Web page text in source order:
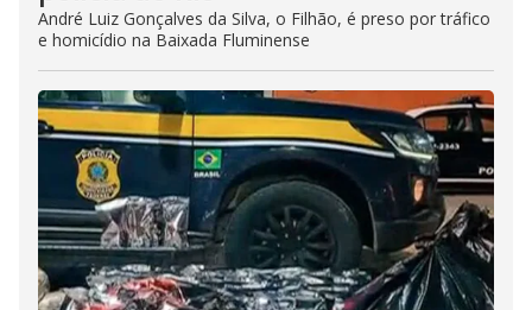
André Luiz Gonçalves da Silva, o Filhão, é preso por tráfico
e homicídio na Baixada Fluminense